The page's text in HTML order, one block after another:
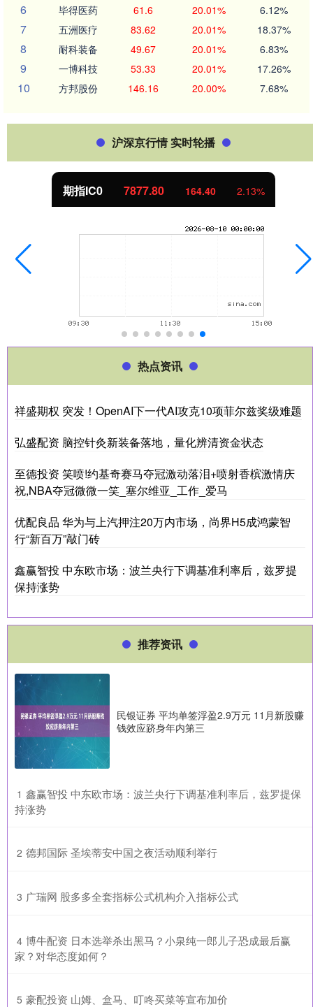
6 毕得医药 61.6 20.01% 6.12%
7 五洲医疗 83.62 20.01% 18.37%
8 耐科装备 49.67 20.01% 6.83%
9 一博科技 53.33 20.01% 17.26%
10 方邦股份 146.16 20.00% 7.68%
沪深京行情 实时轮播
上证指数 3940.04 39.68 1.02%
热点资讯
祥盛期权 突发！OpenAI下一代AI攻克10项菲尔兹奖级难题
弘盛配资 脑控针灸新装备落地，量化辨清资金状态
至德投资 笑喷!约基奇赛马夺冠激动落泪+喷射香槟激情庆
祝,NBA夺冠微微一笑_塞尔维亚_工作_爱马
优配良品 华为与上汽押注20万内市场，尚界H5成鸿蒙智
行“新百万”敲门砖
鑫赢智投 中东欧市场：波兰央行下调基准利率后，兹罗提
保持涨势
推荐资讯
民银证券 平均单签浮盈2.9万元 11月新股赚
钱效应跻身年内第三
1 ​鑫赢智投 中东欧市场：波兰央行下调基准利率后，兹罗提保
持涨势
2 ​德邦国际 圣埃蒂安中国之夜活动顺利举行
3 ​广瑞网 股多多全套指标公式机构介入指标公式
4 ​博牛配资 日本选举杀出黑马？小泉纯一郎儿子恐成最后赢
家？对华态度如何？
5 ​豪配投资 山姆、盒马、叮咚买菜等宣布加价